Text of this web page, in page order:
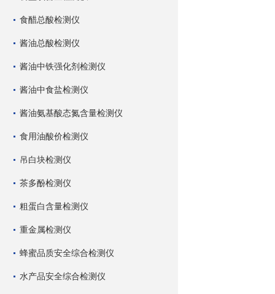
食醋总酸检测仪
酱油总酸检测仪
酱油中铁强化剂检测仪
酱油中食盐检测仪
酱油氨基酸态氮含量检测仪
食用油酸价检测仪
吊白块检测仪
茶多酚检测仪
粗蛋白含量检测仪
重金属检测仪
蜂蜜品质安全综合检测仪
水产品安全综合检测仪